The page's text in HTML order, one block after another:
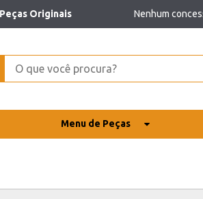
Originais Nenhum
Menu de Peças